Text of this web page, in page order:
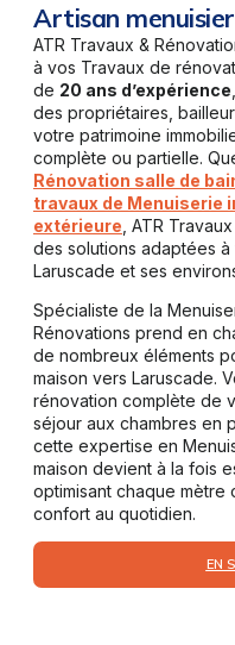
Artisan
ATR Travaux &
à vos Travaux de
de 20 ans d’expérience
des propriétaires,
votre patrimoine
complète ou partielle.
Rénovation salle de
travaux de Menuiserie
extérieure , ATR
des solutions adaptées
Laruscade et ses
Spécialiste de la
Rénovations prend en
de nombreux éléments
maison vers Laruscade.
rénovation complète de
séjour aux chambres en
cette expertise en
maison devient à la fois
optimisant chaque mètre
confort au quotidien.
EN